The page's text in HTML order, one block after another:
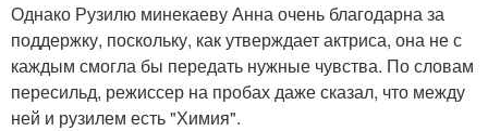
Однако Рузилю минекаеву Анна очень благодарна за
поддержку, поскольку, как утверждает актриса, она не с
каждым смогла бы передать нужные чувства. По словам
пересильд, режиссер на пробах даже сказал, что между
ней и рузилем есть "Химия".